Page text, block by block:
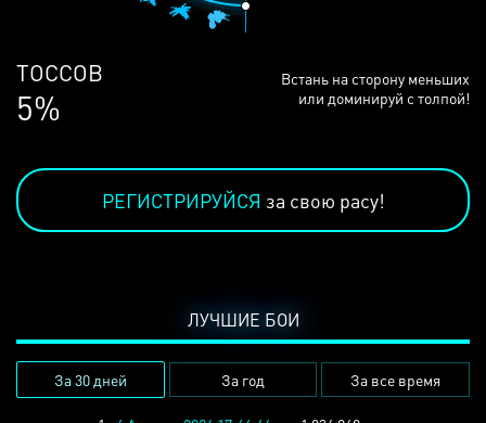
ЛЮДЕЙ
68%
Встань на сторону меньших
или доминируй с толпой!
РЕГИСТРИРУЙСЯ за свою расу!
ЛУЧШИЕ БОИ
За 30 дней За год За все время